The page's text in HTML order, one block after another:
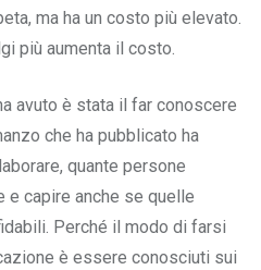
ma ha un costo più elevato.
più aumenta il costo.
avuto è stata il far conoscere
che ha pubblicato ha
quante persone
e capire anche se quelle
Perché il modo di farsi
è essere conosciuti sui